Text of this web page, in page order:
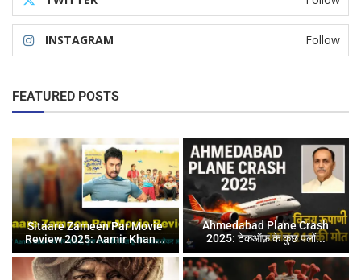
INSTAGRAM Follow
FEATURED POSTS
Sitaare Zameen Par Movie
Review 2025: Aamir Khan...
Ahmedabad Plane Crash
2025: टेकऑफ़ के कुछ पलों...